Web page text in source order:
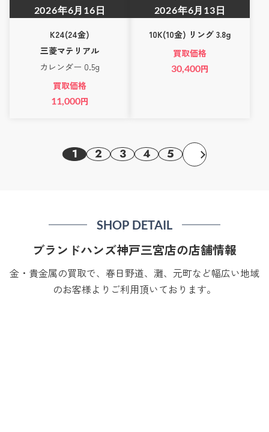
2026年6月16日
K24(24金)
三菱マテリアル
カレンダー 0.5g
買取価格
11,000円
2026年6月13日
10K(10金) リング 3.8g
買取価格
30,400円
1 2 3 4 5
SHOP DETAIL
ブランドハンズ神戸三宮店の店舗情報
金・貴金属の買取で、春日野道、灘、元町など幅広い地域
のお客様よりご利用頂いております。